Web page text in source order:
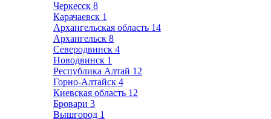
Черкесск 8
Карачаевск 1
Архангельская область 14
Архангельск 8
Северодвинск 4
Новодвинск 1
Республика Алтай 12
Горно-Алтайск 4
Киевская область 12
Бровари 3
Вышгород 1